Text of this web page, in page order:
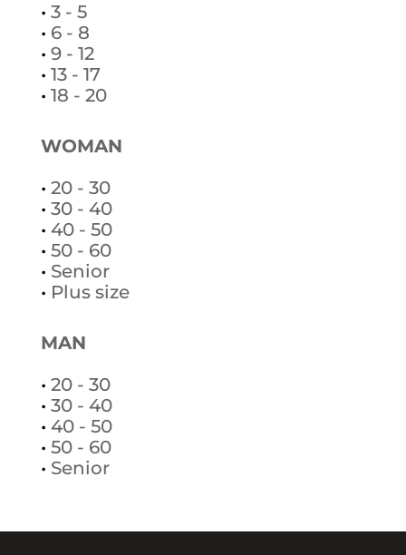
• 3 - 5
• 6 - 8
• 9 - 12
• 13 - 17
• 18 - 20
WOMAN
• 20 - 30
• 30 - 40
• 40 - 50
• 50 - 60
• Senior
• Plus size
MAN
• 20 - 30
• 30 - 40
• 40 - 50
• 50 - 60
• Senior